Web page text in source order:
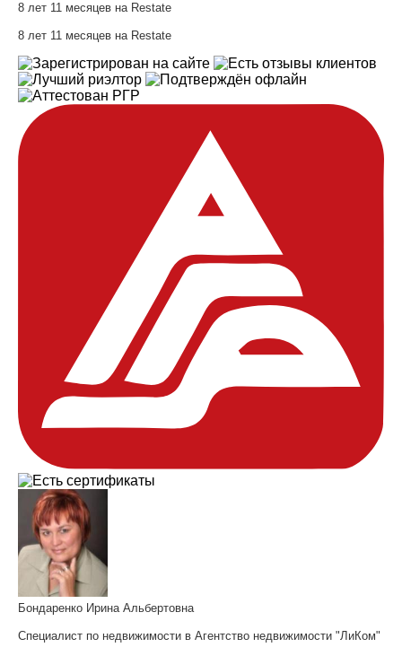
8 лет 11 месяцев на Restate
8 лет 11 месяцев на Restate
Бондаренко Ирина Альбертовна
Специалист по недвижимости в Агентство недвижимости "ЛиКом"